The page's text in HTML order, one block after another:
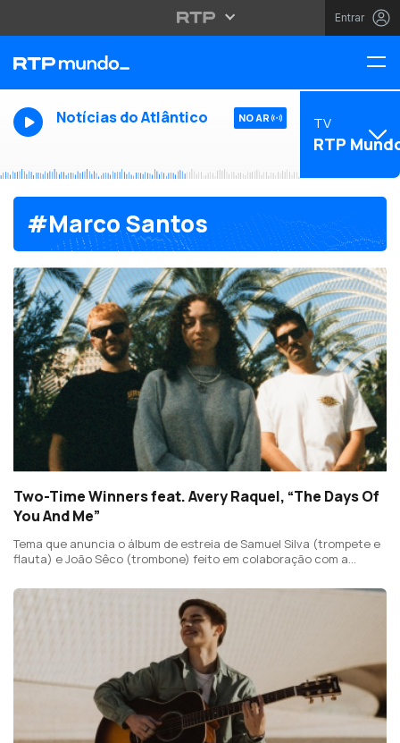
Entrar
Notícias do Atlântico NO AR TV
RTP
#Marco Santos
Two-Time Winners feat. Avery Raquel, “The Days Of
You And Me”
Tema que anuncia o álbum de estreia de Samuel Silva (trompete e
flauta) e João Sêco (trombone) feito em colaboração com a